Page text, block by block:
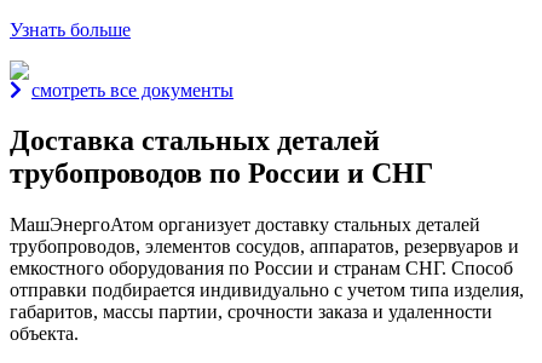
Узнать больше
смотреть все документы
Доставка стальных деталей
трубопроводов по России и СНГ
МашЭнергоАтом организует доставку стальных деталей
трубопроводов, элементов сосудов, аппаратов, резервуаров и
емкостного оборудования по России и странам СНГ. Способ
отправки подбирается индивидуально с учетом типа изделия,
габаритов, массы партии, срочности заказа и удаленности
объекта.